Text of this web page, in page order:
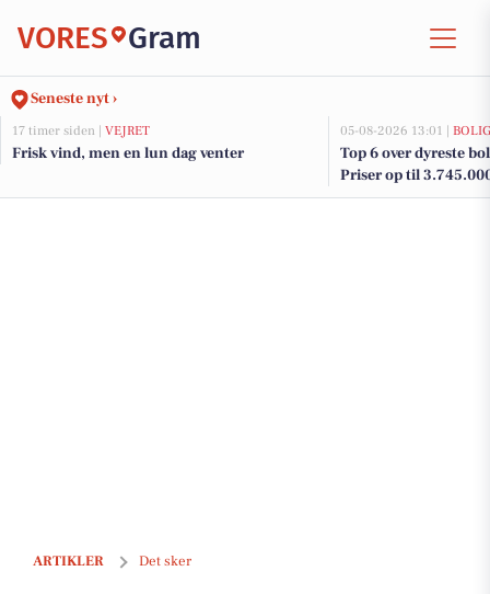
VORES Gram
Seneste nyt ›
17 timer siden | VEJRET
Frisk vind, men en lun dag venter
05-08-2026 13:01 |
Top 6 over dyreste
Priser op til
ARTIKLER Det sker
Oplev geologiske skatte og vikingeeventyr i Gram denne uge